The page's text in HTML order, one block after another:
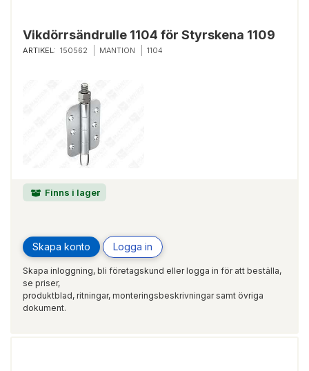
Vikdörrsändrulle 1104 för Styrskena 1109
ARTIKEL: 150562 MANTION 1104
Finns i lager
Skapa konto Logga in
Skapa inloggning, bli företagskund eller logga in för att beställa,
se priser,
produktblad, ritningar, monteringsbeskrivningar samt övriga
dokument.